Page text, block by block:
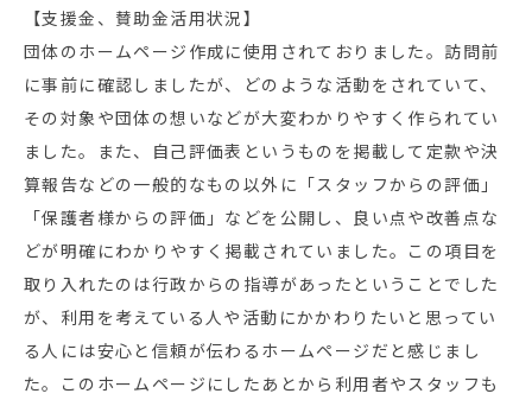
【支援金、賛助金活用状況】
団体のホームページ作成に使用されておりました。訪問前
に事前に確認しましたが、どのような活動をされていて、
その対象や団体の想いなどが大変わかりやすく作られてい
ました。また、自己評価表というものを掲載して定款や決
算報告などの一般的なもの以外に「スタッフからの評価」
「保護者様からの評価」などを公開し、良い点や改善点な
どが明確にわかりやすく掲載されていました。この項目を
取り入れたのは行政からの指導があったということでした
が、利用を考えている人や活動にかかわりたいと思ってい
る人には安心と信頼が伝わるホームページだと感じまし
た。このホームページにしたあとから利用者やスタッフも